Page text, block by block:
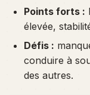
Points forts :
élevée,
Défis :
conduire à
des autres.